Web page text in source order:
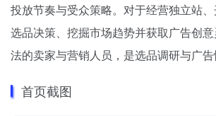
投放节奏与受众策略。对于经营独立站
选品决策、挖掘市场趋势并获取广告创
法的卖家与营销人员，是选品调研与广
首页截图